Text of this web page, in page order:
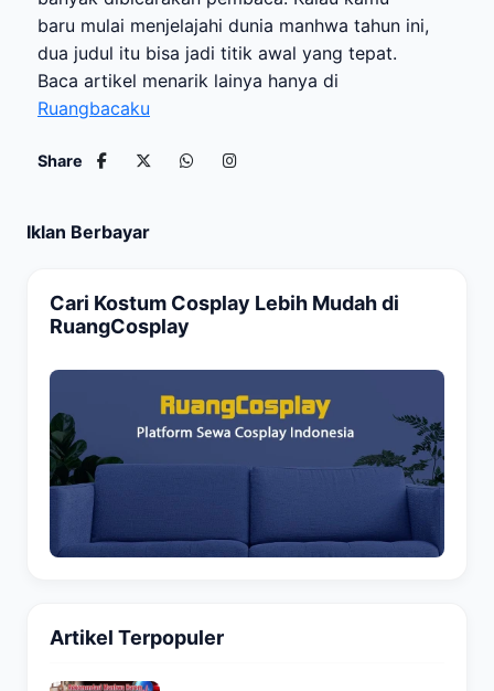
baru mulai menjelajahi dunia manhwa tahun ini,
dua judul itu bisa jadi titik awal yang tepat.
Baca artikel menarik lainya hanya di
Ruangbacaku
Share
Iklan Berbayar
Cari Kostum Cosplay Lebih Mudah di
RuangCosplay
Artikel Terpopuler